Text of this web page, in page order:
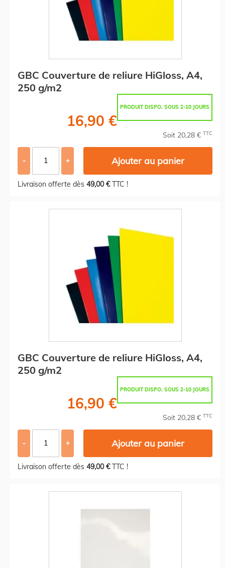
GBC Couverture de reliure HiGloss, A4,
250 g/m2
PRODUIT DISPO. SOUS 2-10 JOURS
16,90 €
Soit 20,28 € TTC
- + Ajouter au panier
Livraison offerte dès 49,00 €TTC !
GBC Couverture de reliure HiGloss, A4,
250 g/m2
PRODUIT DISPO. SOUS 2-10 JOURS
16,90 €
Soit 20,28 € TTC
- + Ajouter au panier
Livraison offerte dès 49,00 €TTC !